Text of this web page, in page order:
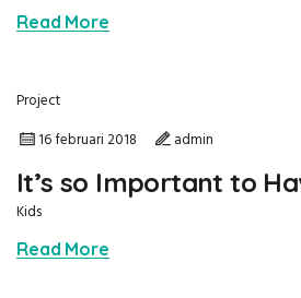
Read More
Project
16 februari 2018
admin
It’s so Important to
Kids
Read More